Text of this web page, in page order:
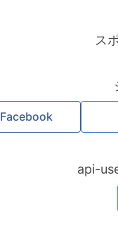
ス
Facebook
api-